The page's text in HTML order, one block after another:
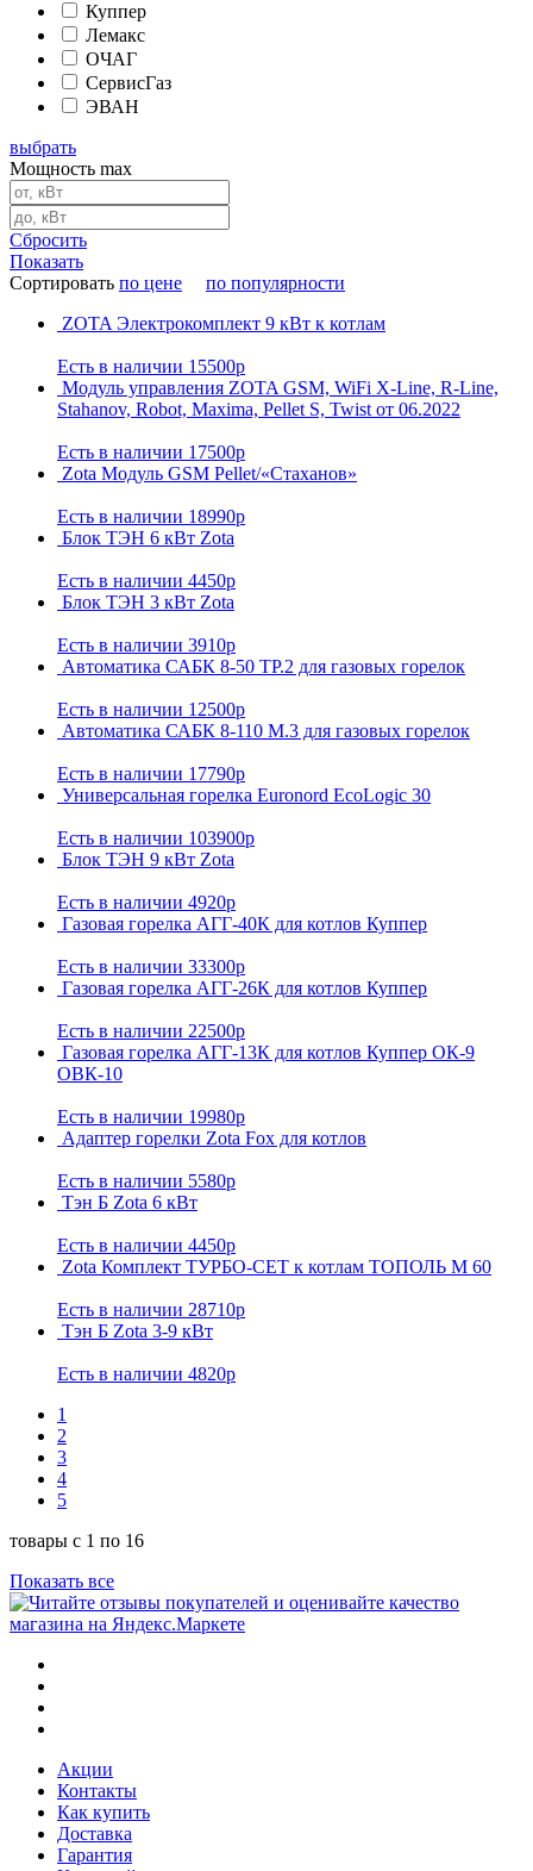
Куппер
Лемакс
ОЧАГ
СервисГаз
ЭВАН
выбрать
Мощность max
Сбросить
Показать
Сортировать по цене
по популярности
ZOTA Электрокомплект 9 кВт к котлам
Есть в наличии 15500р
Модуль управления ZOTA GSM, WiFi X-Line, R-Line,
Stahanov, Robot, Maxima, Pellet S, Twist от 06.2022
Есть в наличии 17500р
Zota Модуль GSM Pellet/«Стаханов»
Есть в наличии 18990р
Блок ТЭН 6 кВт Zota
Есть в наличии 4450р
Блок ТЭН 3 кВт Zota
Есть в наличии 3910р
Автоматика САБК 8-50 ТР.2 для газовых горелок
Есть в наличии 12500р
Автоматика САБК 8-110 М.3 для газовых горелок
Есть в наличии 17790р
Универсальная горелка Euronord EcoLogic 30
Есть в наличии 103900р
Блок ТЭН 9 кВт Zota
Есть в наличии 4920р
Газовая горелка АГГ-40К для котлов Куппер
Есть в наличии 33300р
Газовая горелка АГГ-26К для котлов Куппер
Есть в наличии 22500р
Газовая горелка АГГ-13К для котлов Куппер ОК-9
ОВК-10
Есть в наличии 19980р
Адаптер горелки Zota Fox для котлов
Есть в наличии 5580р
Тэн Б Zota 6 кВт
Есть в наличии 4450р
Zota Комплект ТУРБО-СЕТ к котлам ТОПОЛЬ М 60
Есть в наличии 28710р
Тэн Б Zota 3-9 кВт
Есть в наличии 4820р
1
2
3
4
5
товары с 1 по 16
Показать все
Акции
Контакты
Как купить
Доставка
Гарантия